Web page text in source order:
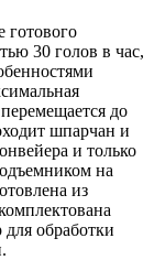
готового
30 голов в час,
до
шпарчан и
и только
на
из
обработки